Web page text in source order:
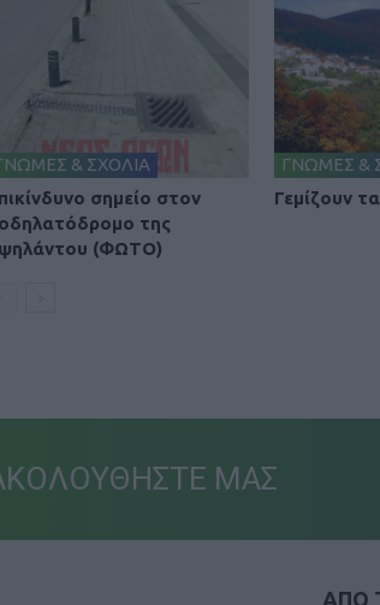
& ΣΧΟΛΙΑ
σημείο στον
της
(ΦΩΤΟ)
ΓΝΩΜΕΣ &
Γεμίζουν
ΜΑΣ
ΑΠΟ